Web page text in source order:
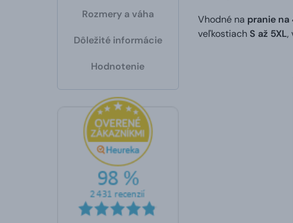
Rozmery a váha
Dôležité informácie
Hodnotenie
Vhodné na pranie na
veľkostiach S až 5XL,